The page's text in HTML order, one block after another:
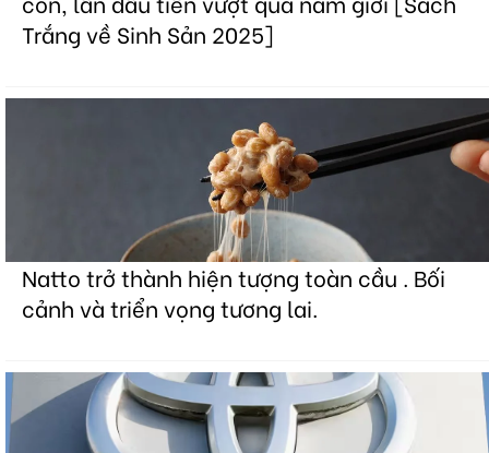
Trắng về Sinh Sản 2025]
Natto trở thành hiện tượng toàn cầu . Bối
cảnh và triển vọng tương lai.